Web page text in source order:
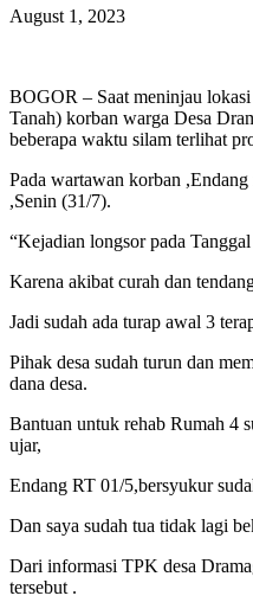
August 1, 2023
BOGOR – Saat meninjau
Tanah) korban warga Desa
beberapa waktu silam terlihat
Pada wartawan korban
,Senin (31/7).
“Kejadian longsor pada
Karena akibat curah dan
Jadi sudah ada turap awal 3
Pihak desa sudah turun dan
dana desa.
Bantuan untuk rehab Rumah 4
ujar,
Endang RT 01/5,bersyukur
Dan saya sudah tua tidak lagi
Dari informasi TPK desa
tersebut .